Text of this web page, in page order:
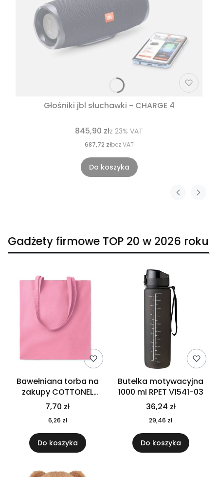
Głośniki jbl słuchawki - CHARGE 4
845,90 złz 23% VAT
687,72 złbez VAT
Do koszyka
Gadżety firmowe TOP 20 w 2026 roku
Bawełniana torba na
zakupy COTTONEL
COLOUR++ MO9846-11
7,70 zł
6,26 zł
Do koszyka
Butelka motywacyjna
1000 ml RPET V1541-03
36,24 zł
29,46 zł
Do koszyka